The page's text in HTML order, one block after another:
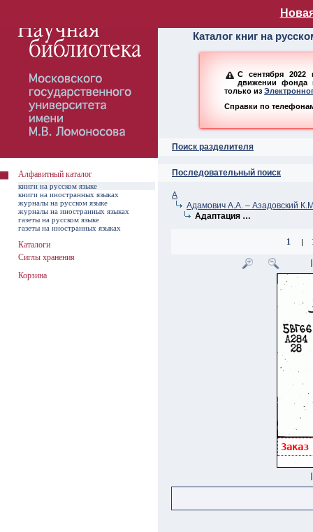
Алфавитный
Каталог книг на
С сентября 2022
движении фонда
только из
Справки по
Поиск разделителя
Последовательный поиск
А
Адамович А.А. – Азадовский
Адаптация …
1 |
Алфавитный каталог
книги на русском языке
книги на иностранных языках
журналы на русском языке
журналы на иностранных языках
газеты на русском языке
газеты на иностранных языках
Каталоги
Сиглы хранения
Корзина